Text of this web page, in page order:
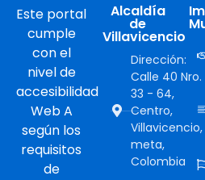
Este portal
cumple
con el
nivel de
accesibilidad
Web A
según los
requisitos
de
Alcaldía
de
Villavicencio
Dirección:
Calle 40 Nro.
33 - 64,
Centro,
Villavicencio,
meta,
Colombia